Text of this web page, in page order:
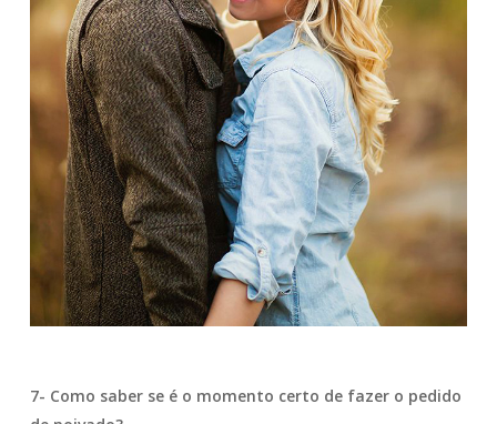
7- Como saber se é o momento certo de fazer o pedido